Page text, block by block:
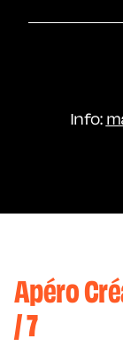
Info:
Apéro
/ 7